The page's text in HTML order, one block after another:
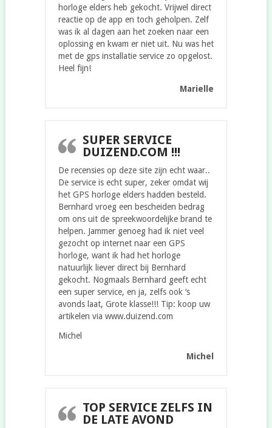
horloge elders heb gekocht. Vrijwel direct
reactie op de app en toch geholpen. Zelf
was ik al dagen aan het zoeken naar een
oplossing en kwam er niet uit. Nu was het
met de gps installatie service zo opgelost.
Heel fijn!
Marielle
SUPER SERVICE
DUIZEND.COM !!!
De recensies op deze site zijn echt waar..
De service is echt super, zeker omdat wij
het GPS horloge elders hadden besteld.
Bernhard vroeg een bescheiden bedrag
om ons uit de spreekwoordelijke brand te
helpen. Jammer genoeg had ik niet veel
gezocht op internet naar een GPS
horloge, want ik had het horloge
natuurlijk liever direct bij Bernhard
gekocht. Nogmaals Bernhard geeft echt
een super service, en ja, zelfs ook ‘s
avonds laat, Grote klasse!!! Tip: koop uw
artikelen via www.duizend.com
Michel
Michel
TOP SERVICE ZELFS IN
DE LATE AVOND